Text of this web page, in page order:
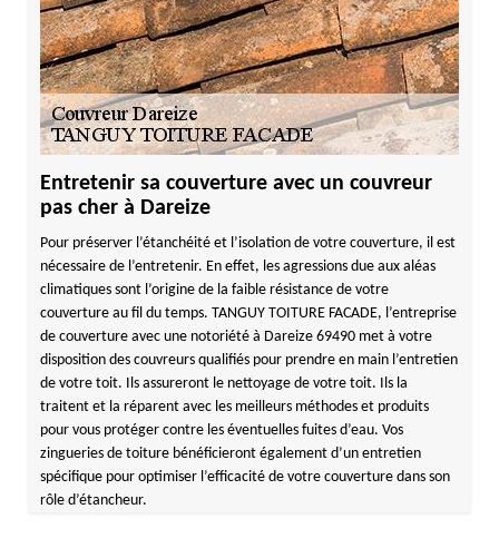
Entretenir sa couverture avec un couvreur
pas cher à Dareize
Pour préserver l’étanchéité et l’isolation de votre couverture, il est
nécessaire de l’entretenir. En effet, les agressions due aux aléas
climatiques sont l’origine de la faible résistance de votre
couverture au fil du temps. TANGUY TOITURE FACADE, l’entreprise
de couverture avec une notoriété à Dareize 69490 met à votre
disposition des couvreurs qualifiés pour prendre en main l’entretien
de votre toit. Ils assureront le nettoyage de votre toit. Ils la
traitent et la réparent avec les meilleurs méthodes et produits
pour vous protéger contre les éventuelles fuites d’eau. Vos
zingueries de toiture bénéficieront également d’un entretien
spécifique pour optimiser l’efficacité de votre couverture dans son
rôle d’étancheur.